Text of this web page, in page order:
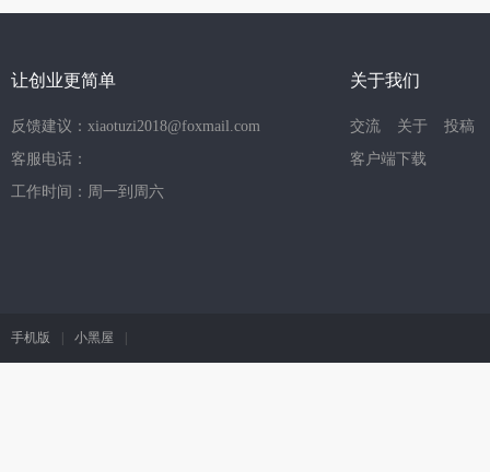
让创业更简单
反馈建议：xiaotuzi2018@foxmail.com
客服电话：
工作时间：周一到周六
关于我们
交流 关于
投稿
客户端下载
手机版 小黑屋